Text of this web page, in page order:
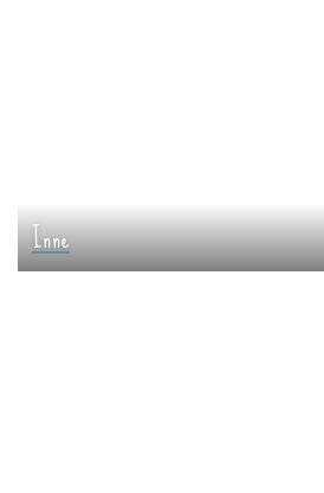
Inne